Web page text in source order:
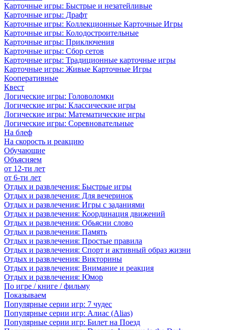
Карточные игры: Быстрые и незатейливые
Карточные игры: Драфт
Карточные игры: Коллекционные Карточные Игры
Карточные игры: Колодостроительные
Карточные игры: Приключения
Карточные игры: Сбор сетов
Карточные игры: Традиционные карточные игры
Карточные игры: Живые Карточные Игры
Кооперативные
Квест
Логические игры: Головоломки
Логические игры: Классические игры
Логические игры: Математические игры
Логические игры: Соревновательные
На блеф
На скорость и реакцию
Обучающие
Объясняем
от 12-ти лет
от 6-ти лет
Отдых и развлечения: Быстрые игры
Отдых и развлечения: Для вечеринок
Отдых и развлечения: Игры с заданиями
Отдых и развлечения: Координация движений
Отдых и развлечения: Обьясни слово
Отдых и развлечения: Память
Отдых и развлечения: Простые правила
Отдых и развлечения: Спорт и активный образ жизни
Отдых и развлечения: Викторины
Отдых и развлечения: Внимание и реакция
Отдых и развлечения: Юмор
По игре / книге / фильму
Показываем
Популярные серии игр: 7 чудес
Популярные серии игр: Алиас (Alias)
Популярные серии игр: Билет на Поезд